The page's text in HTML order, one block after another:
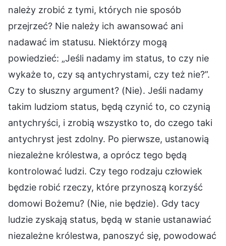
należy zrobić z tymi, których nie sposób
przejrzeć? Nie należy ich awansować ani
nadawać im statusu. Niektórzy mogą
powiedzieć: „Jeśli nadamy im status, to czy nie
wykaże to, czy są antychrystami, czy też nie?”.
Czy to słuszny argument? (Nie). Jeśli nadamy
takim ludziom status, będą czynić to, co czynią
antychryści, i zrobią wszystko to, do czego taki
antychryst jest zdolny. Po pierwsze, ustanowią
niezależne królestwa, a oprócz tego będą
kontrolować ludzi. Czy tego rodzaju człowiek
będzie robić rzeczy, które przynoszą korzyść
domowi Bożemu? (Nie, nie będzie). Gdy tacy
ludzie zyskają status, będą w stanie ustanawiać
niezależne królestwa, panoszyć się, powodować